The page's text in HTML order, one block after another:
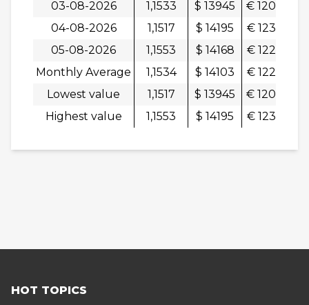
03-08-2026 1,1533 $ 13945 € 12092
04-08-2026
1,1517 $ 14195 € 12326
05-08-2026
1,1553 $ 14168 € 12264
Monthly Average
1,1534 $ 14103
€ 12227
Lowest value
1,1517 $ 13945
€ 12092
Highest value
1,1553 $ 14195 € 12326
HOT TOPICS